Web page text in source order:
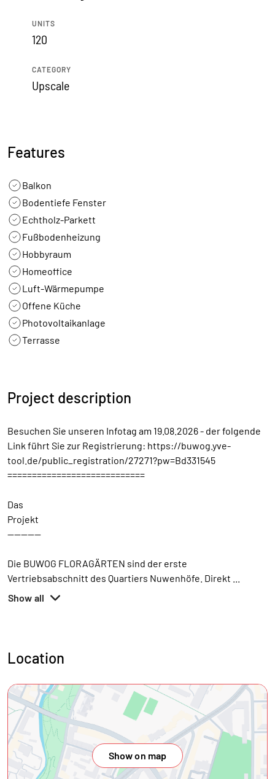
UNITS
120
CATEGORY
Upscale
Features
Balkon
Bodentiefe Fenster
Echtholz-Parkett
Fußbodenheizung
Hobbyraum
Homeoffice
Luft-Wärmepumpe
Offene Küche
Photovoltaikanlage
Terrasse
Project description
Besuchen Sie unseren Infotag am 19.08.2026 - der folgende
Link führt Sie zur Registrierung: https://buwog.yve-
tool.de/public_registration/27271?pw=Bd331545
============================
Das
Projekt
----------
Die BUWOG FLORAGÄRTEN sind der erste
Vertriebsabschnitt des Quartiers Nuwenhöfe. Direkt
Show all
Location
Show on map